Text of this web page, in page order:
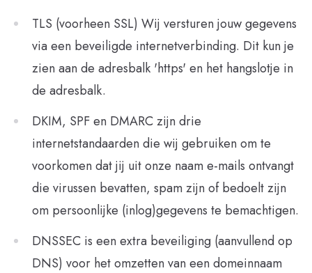
TLS (voorheen SSL) Wij versturen jouw gegevens
via een beveiligde internetverbinding. Dit kun je
zien aan de adresbalk 'https' en het hangslotje in
de adresbalk.
DKIM, SPF en DMARC zijn drie
internetstandaarden die wij gebruiken om te
voorkomen dat jij uit onze naam e-mails ontvangt
die virussen bevatten, spam zijn of bedoelt zijn
om persoonlijke (inlog)gegevens te bemachtigen.
DNSSEC is een extra beveiliging (aanvullend op
DNS) voor het omzetten van een domeinnaam